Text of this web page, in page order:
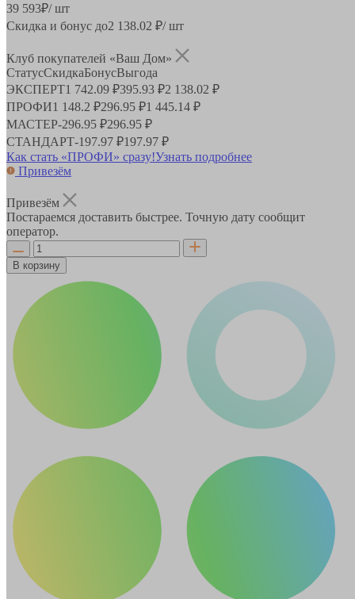
39 593₽/ шт
Скидка и бонус до2 138.02 ₽/ шт
Клуб покупателей «Ваш Дом»
СтатусСкидкаБонусВыгода
ЭКСПЕРТ1 742.09 ₽395.93 ₽2 138.02 ₽
ПРОФИ1 148.2 ₽296.95 ₽1 445.14 ₽
МАСТЕР-296.95 ₽296.95 ₽
СТАНДАРТ-197.97 ₽197.97 ₽
Как стать «ПРОФИ» сразу!Узнать подробнее
Привезём
Привезём
Постараемся доставить быстрее. Точную дату сообщит
оператор.
В корзину